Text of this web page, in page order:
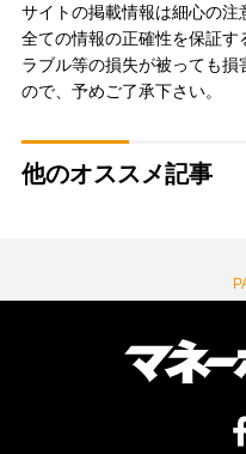
サイトの掲載情報は細心の
全ての情報の正確性を保証す
ラブル等の損失が被っても
ので、予めご了承下さい。
他のオススメ記事